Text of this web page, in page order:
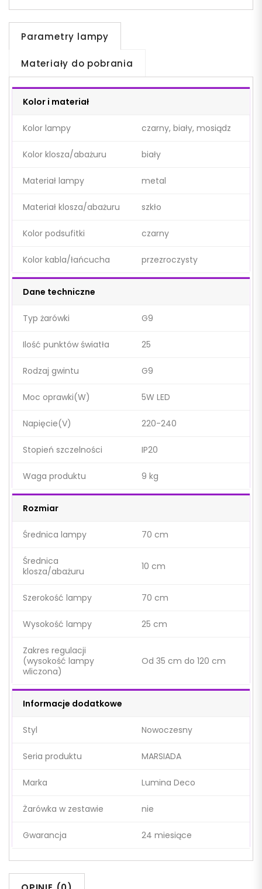
Parametry lampy
Materiały do pobrania
Kolor i materiał
Kolor lampy czarny, biały, mosiądz
Kolor klosza/abażuru biały
Materiał lampy metal
Materiał klosza/abażuru szkło
Kolor podsufitki czarny
Kolor kabla/łańcucha przezroczysty
Dane techniczne
Typ żarówki G9
Ilość punktów światła 25
Rodzaj gwintu G9
Moc oprawki(W) 5W LED
Napięcie(V) 220-240
Stopień szczelności IP20
Waga produktu 9 kg
Rozmiar
Średnica lampy 70 cm
Średnica
klosza/abażuru
10 cm
Szerokość lampy 70 cm
Wysokość lampy 25 cm
Zakres regulacji
(wysokość lampy
wliczona)
Od 35 cm do 120 cm
Informacje dodatkowe
Styl Nowoczesny
Seria produktu MARSIADA
Marka Lumina Deco
Żarówka w zestawie nie
Gwarancja 24 miesiące